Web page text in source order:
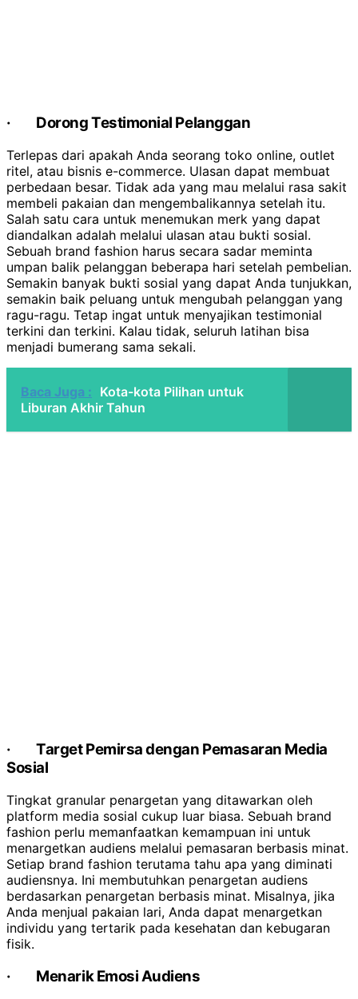
· Dorong Testimonial Pelanggan
Terlepas dari apakah Anda seorang toko online, outlet
ritel, atau bisnis e-commerce. Ulasan dapat membuat
perbedaan besar. Tidak ada yang mau melalui rasa sakit
membeli pakaian dan mengembalikannya setelah itu.
Salah satu cara untuk menemukan merk yang dapat
diandalkan adalah melalui ulasan atau bukti sosial.
Sebuah brand fashion harus secara sadar meminta
umpan balik pelanggan beberapa hari setelah pembelian.
Semakin banyak bukti sosial yang dapat Anda tunjukkan,
semakin baik peluang untuk mengubah pelanggan yang
ragu-ragu. Tetap ingat untuk menyajikan testimonial
terkini dan terkini. Kalau tidak, seluruh latihan bisa
menjadi bumerang sama sekali.
Baca Juga : Kota-kota Pilihan untuk
Liburan Akhir Tahun
·Target Pemirsa dengan Pemasaran Media
Sosial
Tingkat granular penargetan yang ditawarkan oleh
platform media sosial cukup luar biasa. Sebuah brand
fashion perlu memanfaatkan kemampuan ini untuk
menargetkan audiens melalui pemasaran berbasis minat.
Setiap brand fashion terutama tahu apa yang diminati
audiensnya. Ini membutuhkan penargetan audiens
berdasarkan penargetan berbasis minat. Misalnya, jika
Anda menjual pakaian lari, Anda dapat menargetkan
individu yang tertarik pada kesehatan dan kebugaran
fisik.
· Menarik Emosi Audiens